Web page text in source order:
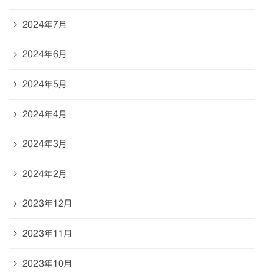
2024年7月
2024年6月
2024年5月
2024年4月
2024年3月
2024年2月
2023年12月
2023年11月
2023年10月